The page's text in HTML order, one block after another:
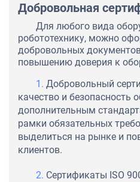
Добровольная
Для любого вида
робототехнику, можно
добровольных
повышению доверия к
Добровольный
качество и безопасность
дополнительным
рамки обязательных
выделиться на рынке и
клиентов.
Сертификаты ISO